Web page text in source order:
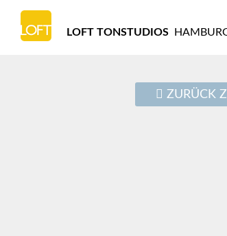
TONSTUDIOS
HAMBURG
LOFT TONSTUDIOS
ZURÜCK